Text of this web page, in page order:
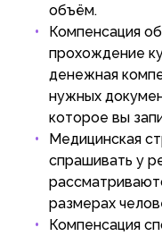
объём.
Компенсация
прохождение
денежная
нужных
которое вы
Медицинская
спрашивать у
размерах
Компенсация